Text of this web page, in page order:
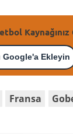
Ekleyin
Fransa